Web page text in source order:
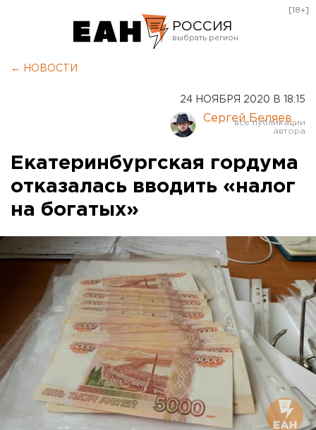
РОССИЯ
Курган
Оренбург
[18+]
← НОВОСТИ
24 НОЯБРЯ 2020 В 18:15
Сергей Беляев
Екатеринбургская гордума
отказалась вводить «налог
на богатых»